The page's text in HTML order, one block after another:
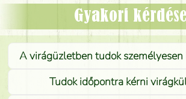
Gyakori
A virágüzletben tudok személyesen
Tudok időpontra kérni